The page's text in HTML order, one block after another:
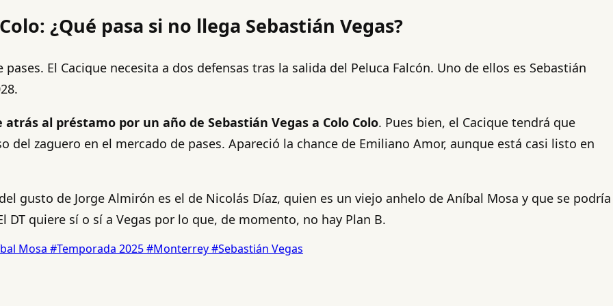
¿Qué pasa si no llega Sebastián Vegas?
El Cacique necesita a dos defensas tras la salida del Peluca Falcón. Uno de ellos es Sebastián
atrás al préstamo por un año de Sebastián Vegas a Colo Colo. Pues bien, el Cacique tendrá que
del zaguero en el mercado de pases. Apareció la chance de Emiliano Amor, aunque está casi listo en
gusto de Jorge Almirón es el de Nicolás Díaz, quien es un viejo anhelo de Aníbal Mosa y que se podría
quiere sí o sí a Vegas por lo que, de momento, no hay Plan B.
Mosa #Temporada 2025#Monterrey#Sebastián Vegas